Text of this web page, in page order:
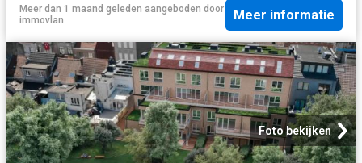
Meer dan 1 maand geleden aangeboden door
immovlan
Meer informatie
Foto bekijken